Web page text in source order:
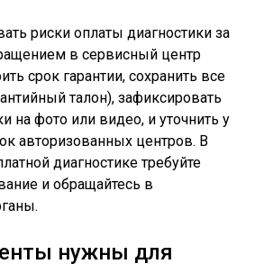
риски оплаты диагностики за
в сервисный центр
срок гарантии, сохранить все
талон), зафиксировать
на фото или видео, и уточнить у
авторизованных центров. В
диагностике требуйте
и обращайтесь в
нужны для